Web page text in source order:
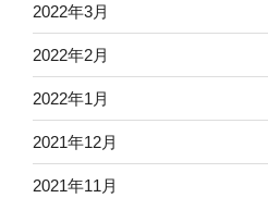
2022年3月
2022年2月
2022年1月
2021年12月
2021年11月